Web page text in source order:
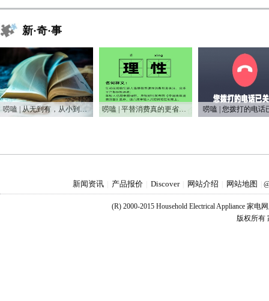
新·奇·事
唠嗑 | 从无到有，从小到大，75年家电之变 唠嗑 | 平替消费真的更省钱吗？ 唠嗑 | 您拨打的电话
新闻资讯 产品报价 Discover 网站介绍 网站地图
(R) 2000-2015 Household Electrical Appliance 家电
版权所有